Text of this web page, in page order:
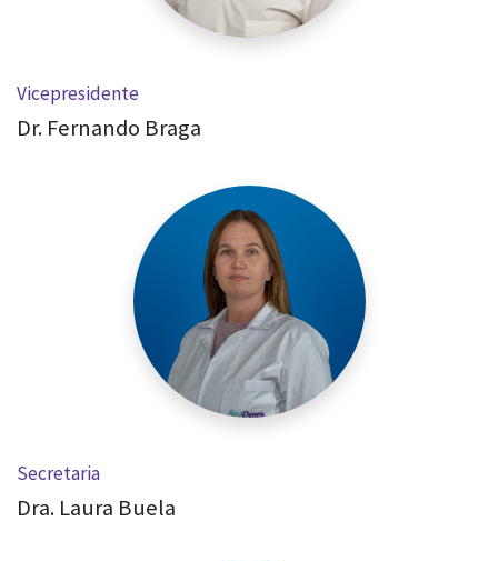
Vicepresidente
Dr. Fernando Braga
Secretaria
Dra. Laura Buela